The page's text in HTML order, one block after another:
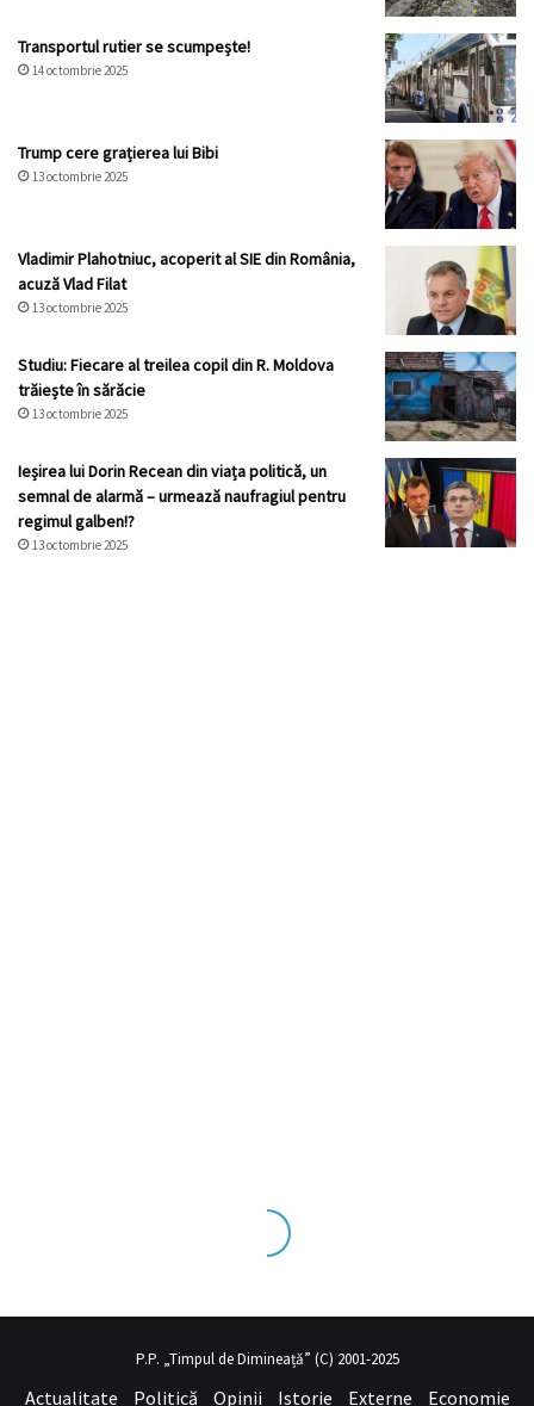
Transportul rutier se scumpește!
14 octombrie 2025
Trump cere grațierea lui Bibi
13 octombrie 2025
Vladimir Plahotniuc, acoperit al SIE din România,
acuză Vlad Filat
13 octombrie 2025
Studiu: Fiecare al treilea copil din R. Moldova
trăiește în sărăcie
13 octombrie 2025
Ieșirea lui Dorin Recean din viața politică, un
semnal de alarmă – urmează naufragiul pentru
regimul galben!?
13 octombrie 2025
tecrübesinin ve üstsex izleseviye olduğu dışarıdan
P.P. „Timpul de Dimineață” (C) 2001-2025
Actualitate Politică Opinii Istorie Externe Economie